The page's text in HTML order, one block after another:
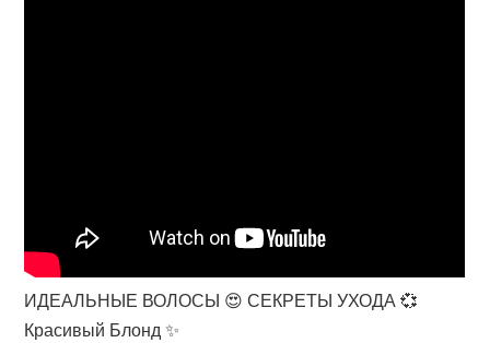
ИДЕАЛЬНЫЕ ВОЛОСЫ 😍 СЕКРЕТЫ УХОДА 💞
Красивый Блонд ✨